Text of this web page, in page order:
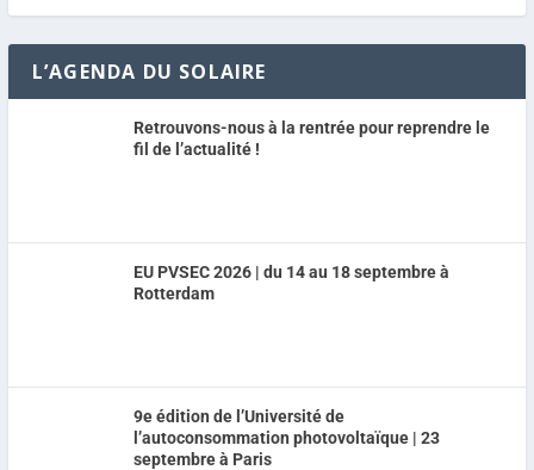
L’AGENDA DU SOLAIRE
Retrouvons-nous à la rentrée pour reprendre le
fil de l’actualité !
EU PVSEC 2026 | du 14 au 18 septembre à
Rotterdam
9e édition de l’Université de
l’autoconsommation photovoltaïque | 23
septembre à Paris